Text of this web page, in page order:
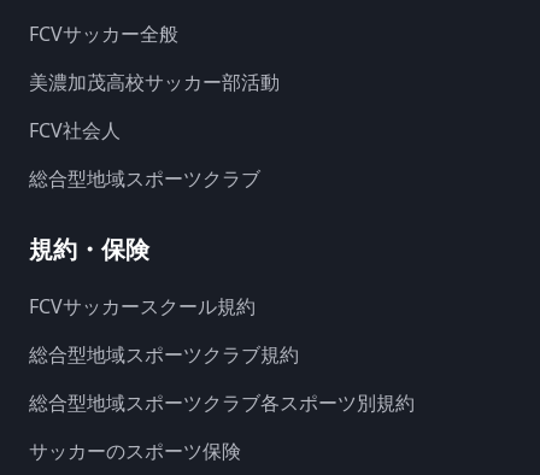
FCVサッカー全般
美濃加茂高校サッカー部活動
FCV社会人
総合型地域スポーツクラブ
規約・保険
FCVサッカースクール規約
総合型地域スポーツクラブ規約
総合型地域スポーツクラブ各スポーツ別規約
サッカーのスポーツ保険